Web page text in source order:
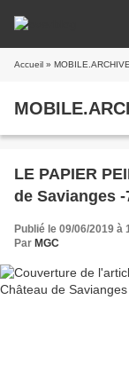
Accueil »
LE PAPIER
de Savianges -
Publié le 09/06/2019 à
Par MGC